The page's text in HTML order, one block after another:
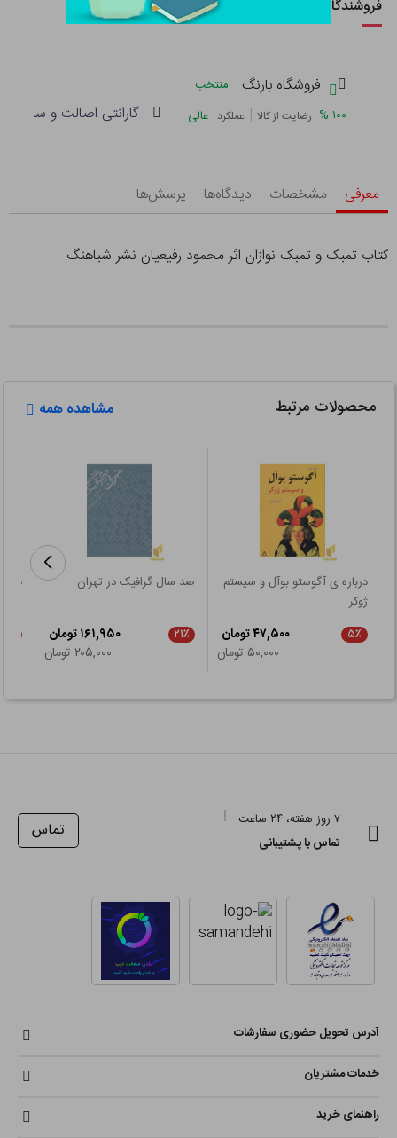
فروشندگان این کالا
فروشگاه بارنگ
منتخب
۱۰۰ % رضایت از کالا | عملکرد عالی گارانتی اصالت و سلامت
معرفی مشخصات دیدگاه‌ها پرسش‌ها
کتاب تمبک و تمبک نوازان اثر محمود رفیعیان نشر شباهنگ
محصولات مرتبط مشاهده همه
درباره ی آگوستو بوآل و سیستم
ژوکر
۵٪
۴۷,۵۰۰ تومان
۵۰,۰۰۰ تومان
صد سال گرافیک در تهران
۲۱٪
۱۶۱,۹۵۰ تومان
۲۰۵,۰۰۰ تومان
۷ روز هفته، ۲۴ ساعت
تماس با پشتیبانی
تماس
آدرس تحویل حضوری سفارشات
خدمات مشتریان
راهنمای خرید